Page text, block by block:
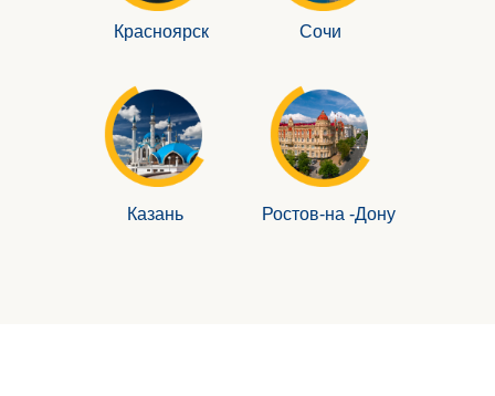
Красноярск Сочи
Казань Ростов-на -Дону